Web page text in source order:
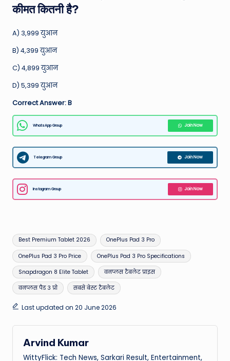
कीमत कितनी है?
A) 3,999 युआन
B) 4,399 युआन
C) 4,899 युआन
D) 5,399 युआन
Correct Answer: B
WhatsApp Group Join Now
Telegram Group Join Now
Instagram Group Join Now
Tags:
Best Premium Tablet 2026 OnePlus Pad 3 Pro
OnePlus Pad 3 Pro Price OnePlus Pad 3 Pro Specifications
Snapdragon 8 Elite Tablet वनप्लस टैबलेट प्राइस
वनप्लस पैड 3 प्रो सबसे बेस्ट टैबलेट
Last updated on 20 June 2026
Arvind Kumar
WittyFlick: Tech News, Sarkari Result, Entertainment,